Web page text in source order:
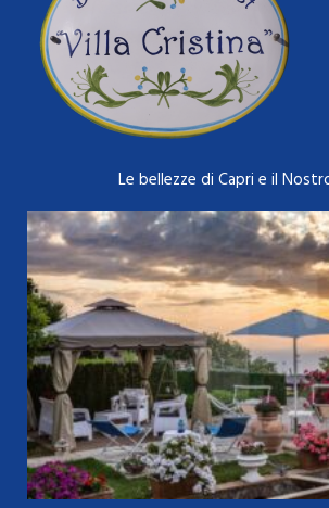
Le bellezze di Capri e il